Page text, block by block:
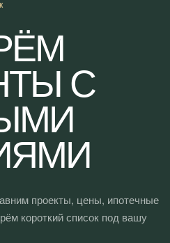
С
проекты, цены, ипотечные
короткий список под вашу